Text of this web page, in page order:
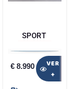
SPORT
€ 8.990
VER
+